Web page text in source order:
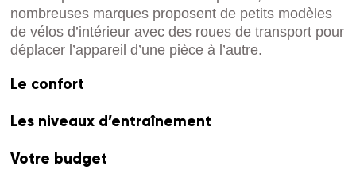
nombreuses marques proposent de petits modèles
de vélos d’intérieur avec des roues de transport pour
déplacer l’appareil d’une pièce à l’autre.
Le confort
Les niveaux d’entraînement
Votre budget